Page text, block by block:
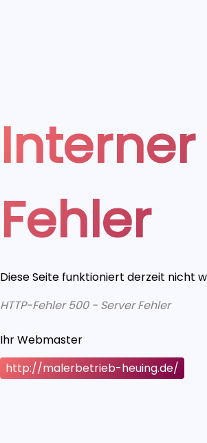
Fehler
Diese Seite funktioniert derzeit nicht
HTTP-Fehler 500 - Server Fehler
Ihr Webmaster
http://malerbetrieb-heuing.de/